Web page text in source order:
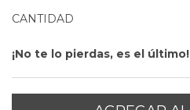
CANTIDAD
¡No te lo pierdas, es el último!